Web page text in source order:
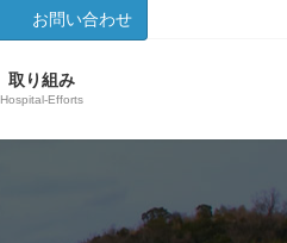
お問い合わせ
取り組み
Hospital-Efforts